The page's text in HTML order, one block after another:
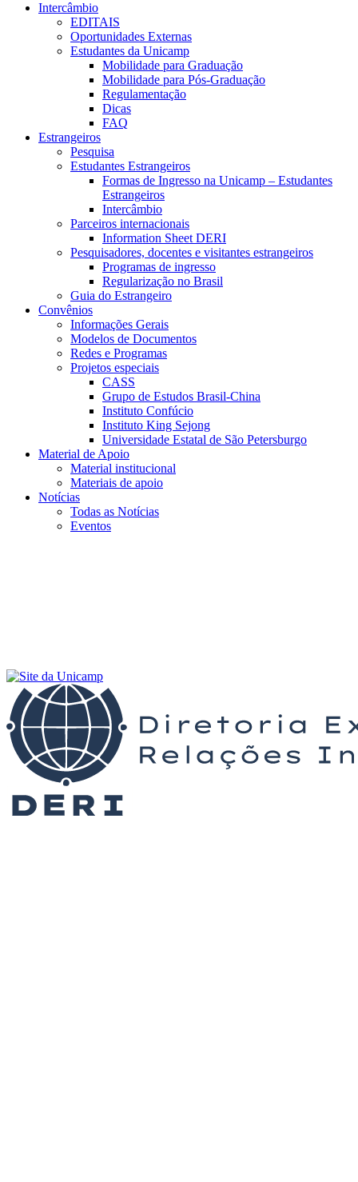
Intercâmbio
EDITAIS
Oportunidades Externas
Estudantes da Unicamp
Mobilidade para Graduação
Mobilidade para Pós-Graduação
Regulamentação
Dicas
FAQ
Estrangeiros
Pesquisa
Estudantes Estrangeiros
Formas de Ingresso na Unicamp – Estudantes
Estrangeiros
Intercâmbio
Parceiros internacionais
Information Sheet DERI
Pesquisadores, docentes e visitantes estrangeiros
Programas de ingresso
Regularização no Brasil
Guia do Estrangeiro
Convênios
Informações Gerais
Modelos de Documentos
Redes e Programas
Projetos especiais
CASS
Grupo de Estudos Brasil-China
Instituto Confúcio
Instituto King Sejong
Universidade Estatal de São Petersburgo
Material de Apoio
Material institucional
Materiais de apoio
Notícias
Todas as Notícias
Eventos